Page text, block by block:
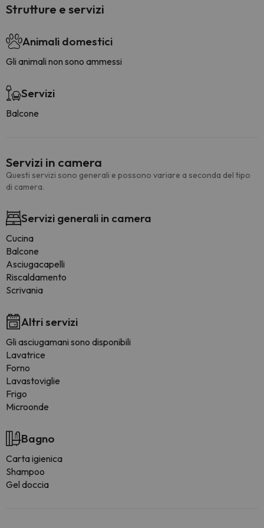
Strutture e servizi
Animali domestici
Gli animali non sono ammessi
Servizi
Balcone
Servizi in camera
Questi servizi sono generali e possono variare a seconda del tipo
di camera.
Servizi generali in camera
Cucina
Balcone
Asciugacapelli
Riscaldamento
Scrivania
Altri servizi
Gli asciugamani sono disponibili
Lavatrice
Forno
Lavastoviglie
Frigo
Microonde
Bagno
Carta igienica
Shampoo
Gel doccia